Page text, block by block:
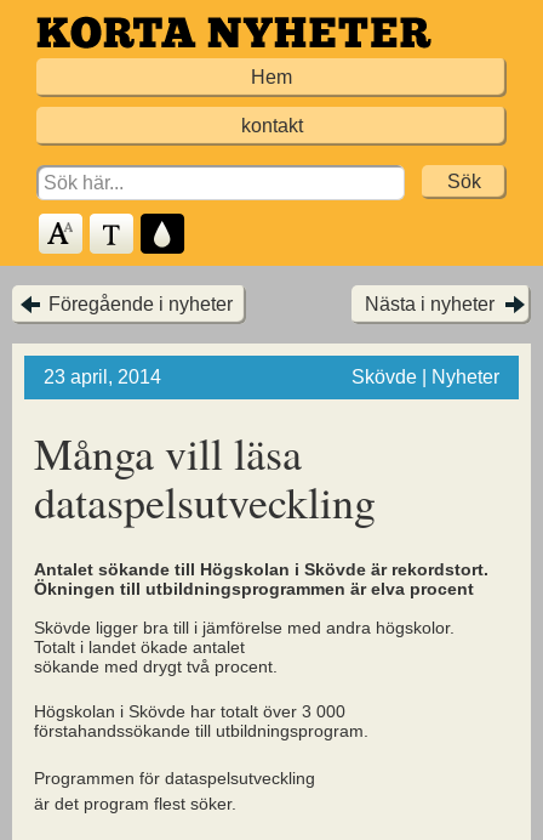
Hoppa
till
Hem
kontakt
Search
for:
Föregående i nyheter Nästa i nyheter
23 april, 2014 Skövde | Nyheter
Många vill läsa
dataspelsutveckling
Antalet sökande till Högskolan i Skövde är rekordstort.
Ökningen till utbildningsprogrammen är elva procent
Skövde ligger bra till i jämförelse med andra högskolor.
Totalt i landet ökade antalet
sökande med drygt två procent.
Högskolan i Skövde har totalt över 3 000
förstahandssökande till utbildningsprogram.
Programmen för dataspelsutveckling
är det program flest söker.